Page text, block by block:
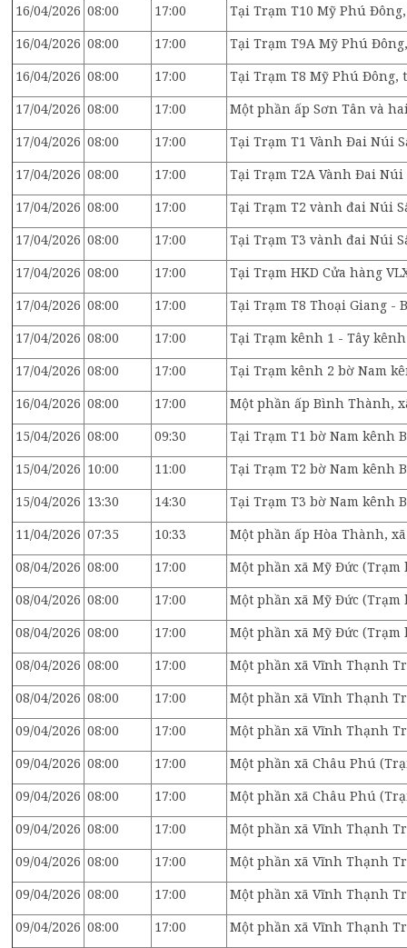
16/04/2026 08:00 17:00
Tại Trạm T10 Mỹ Phú
16/04/2026 08:00 17:00
Tại Trạm T9A Mỹ Phú
16/04/2026 08:00 17:00
Tại Trạm T8 Mỹ Phú Đông,
17/04/2026 08:00 17:00
Một phần ấp Sơn Tân và
17/04/2026 08:00 17:00
Tại Trạm T1 Vành Đai Núi
17/04/2026 08:00 17:00
Tại Trạm T2A Vành Đai Núi
17/04/2026 08:00 17:00
Tại Trạm T2 vành đai Núi
17/04/2026 08:00 17:00
Tại Trạm T3 vành đai Núi
17/04/2026 08:00 17:00
Tại Trạm HKD Cửa hàng
17/04/2026 08:00 17:00
Tại Trạm T8 Thoại Giang -
17/04/2026 08:00 17:00
Tại Trạm kênh 1 - Tây
17/04/2026 08:00 17:00
Tại Trạm kênh 2 bờ Nam
16/04/2026 08:00 17:00
Một phần ấp Bình Thành,
15/04/2026 08:00 09:30
Tại Trạm T1 bờ Nam kênh
15/04/2026 10:00 11:00
Tại Trạm T2 bờ Nam kênh
15/04/2026 13:30 14:30
Tại Trạm T3 bờ Nam kênh
11/04/2026 07:35 10:33
Một phần ấp Hòa Thành,
08/04/2026 08:00 17:00
Một phần xã Mỹ Đức (Trạm
08/04/2026 08:00 17:00
Một phần xã Mỹ Đức (Trạm
08/04/2026 08:00 17:00
Một phần xã Mỹ Đức (Trạm
08/04/2026 08:00 17:00
Một phần xã Vĩnh Thạnh
08/04/2026 08:00 17:00
Một phần xã Vĩnh Thạnh
09/04/2026 08:00 17:00
Một phần xã Vĩnh Thạnh
09/04/2026 08:00 17:00
Một phần xã Châu Phú
09/04/2026 08:00 17:00
Một phần xã Châu Phú
09/04/2026 08:00 17:00
Một phần xã Vĩnh Thạnh
09/04/2026 08:00 17:00
Một phần xã Vĩnh Thạnh
09/04/2026 08:00 17:00
Một phần xã Vĩnh Thạnh
09/04/2026 08:00 17:00
Một phần xã Vĩnh Thạnh